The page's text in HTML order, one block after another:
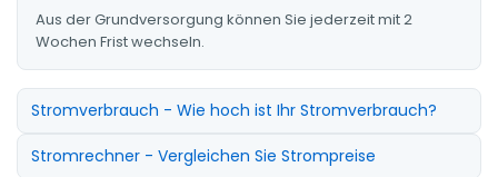
Aus der Grundversorgung können Sie jederzeit mit 2
Wochen Frist wechseln.
Stromverbrauch - Wie hoch ist Ihr Stromverbrauch?
Stromrechner - Vergleichen Sie Strompreise